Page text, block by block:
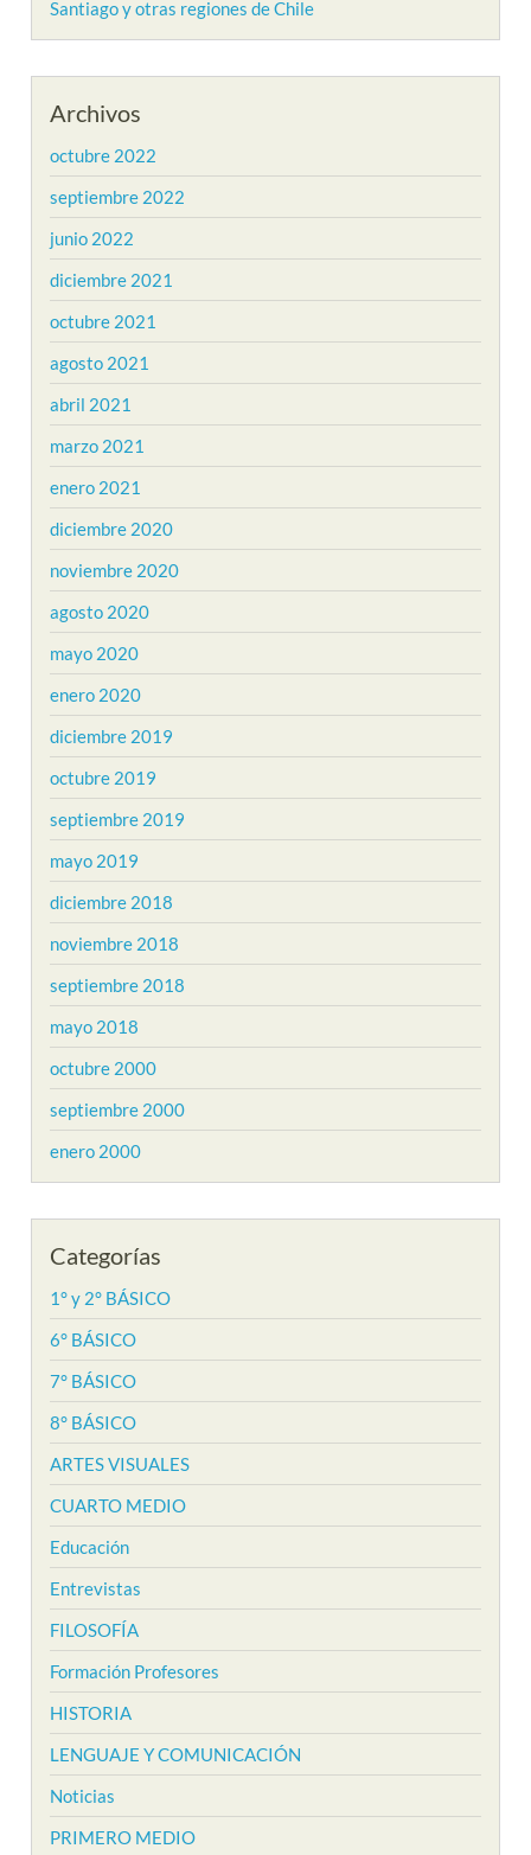
Santiago y otras regiones de Chile
Archivos
octubre 2022
septiembre 2022
junio 2022
diciembre 2021
octubre 2021
agosto 2021
abril 2021
marzo 2021
enero 2021
diciembre 2020
noviembre 2020
agosto 2020
mayo 2020
enero 2020
diciembre 2019
octubre 2019
septiembre 2019
mayo 2019
diciembre 2018
noviembre 2018
septiembre 2018
mayo 2018
octubre 2000
septiembre 2000
enero 2000
Categorías
1° y 2° BÁSICO
6° BÁSICO
7° BÁSICO
8° BÁSICO
ARTES VISUALES
CUARTO MEDIO
Educación
Entrevistas
FILOSOFÍA
Formación Profesores
HISTORIA
LENGUAJE Y COMUNICACIÓN
Noticias
PRIMERO MEDIO